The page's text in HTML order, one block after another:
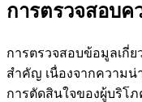
การตรวจสอบค
การตรวจสอบข้อมูลเกี่
สำคัญ เนื่องจากความ
การตัดสินใจของผู้บริโ